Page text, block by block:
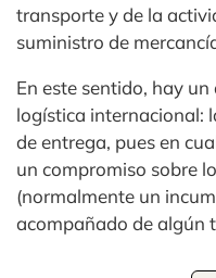
transporte y de la
suministro de
En este sentido, hay
logística internacional:
de entrega, pues en
un compromiso sobre
(normalmente un
acompañado de algún